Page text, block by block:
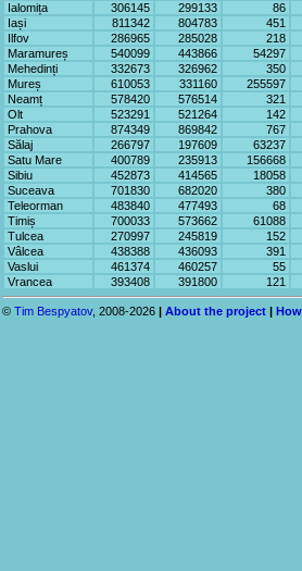
Ialomița
306145 299133 86
Iași
811342 804783 451
Ilfov
286965 285028 218
Maramureș
540099 443866 54297
Mehedinți
332673 326962 350
Mureș
610053 331160 255597
Neamț
578420 576514 321
Olt
523291 521264 142
Prahova
874349 869842 767
Sălaj
266797 197609 63237
Satu Mare
400789 235913 156668
Sibiu
452873 414565 18058
Suceava
701830 682020 380
Teleorman
483840 477493 68
Timiș
700033 573662 61088
Tulcea
270997 245819 152
Vâlcea
438388 436093 391
Vaslui
461374 460257 55
Vrancea
393408 391800 121
© Tim Bespyatov, 2008-2026 | About the project |